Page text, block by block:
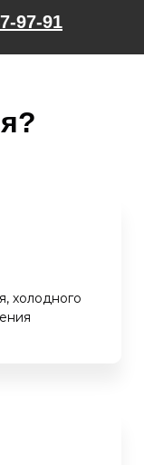
97-91
холодного